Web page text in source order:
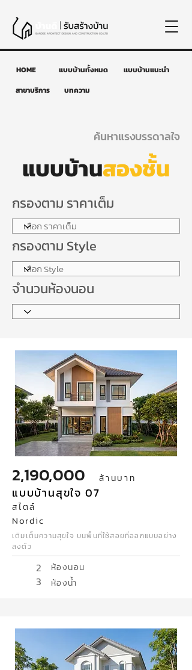
HOME แบบบ้านทั้งหมด
แบบบ้านแนะนำ
สาขาบริการ
บทความ
ค้นหาแรงบรรดาลใจ
แบบบ้านสองชั้น
กรองตาม ราคาเต็ม
กรองตาม Style
จำนวนห้องนอน
2,190,000 ล้านบาท
แบบบ้านสุขใจ 07
สไตล์
Nordic
เติมเต็มความสุขใจ บนพื้นที่ใช้สอยที่ออกแบบอย่าง
ลงตัว
2 ห้องนอน
3 ห้องน้ำ